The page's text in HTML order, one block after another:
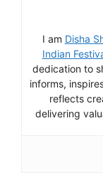
I am Disha
Indian
dedication to
informs,
reflects
delivering